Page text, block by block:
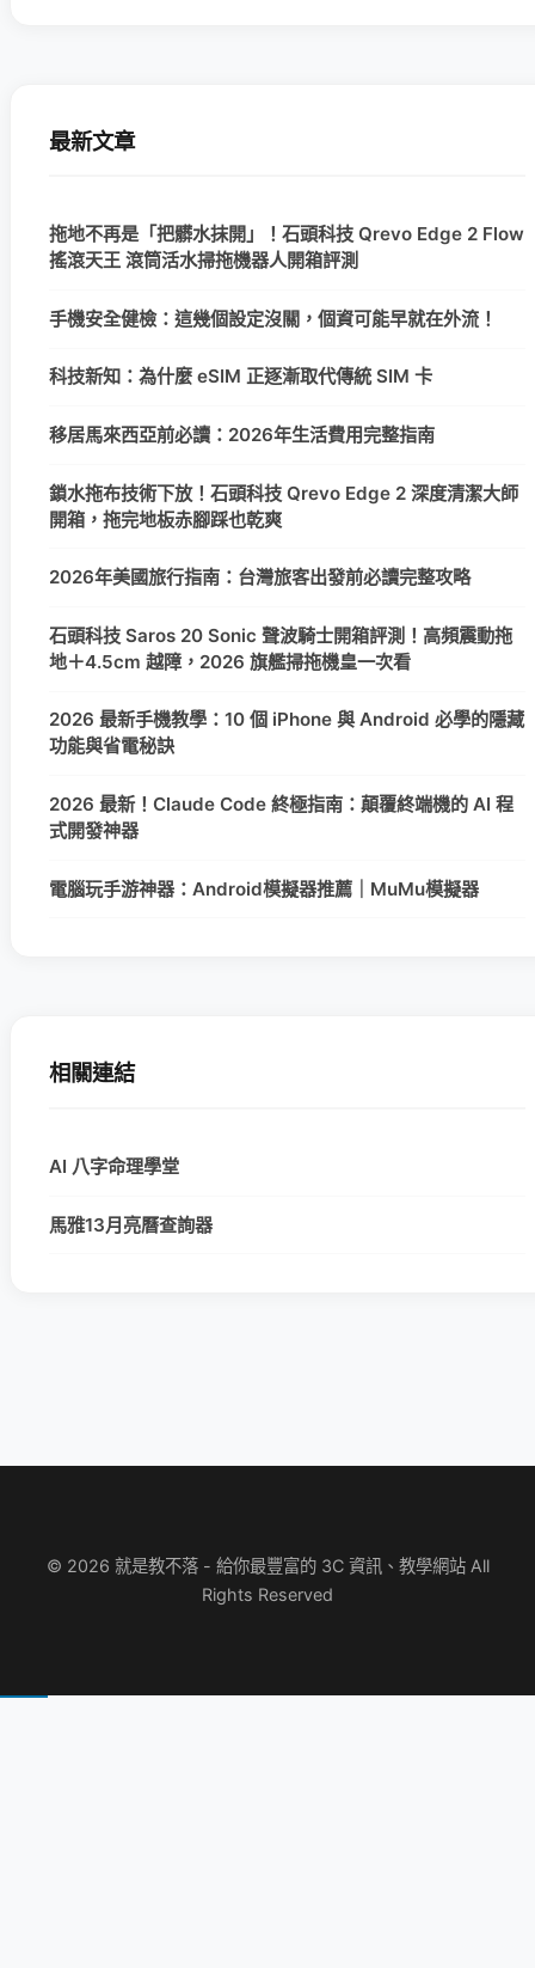
最新文章
拖地不再是「把髒水抹開」！石頭科技 Qrevo Edge 2 Flow
搖滾天王 滾筒活水掃拖機器人開箱評測
手機安全健檢：這幾個設定沒關，個資可能早就在外流！
科技新知：為什麼 eSIM 正逐漸取代傳統 SIM 卡
移居馬來西亞前必讀：2026年生活費用完整指南
鎖水拖布技術下放！石頭科技 Qrevo Edge 2 深度清潔大師
開箱，拖完地板赤腳踩也乾爽
2026年美國旅行指南：台灣旅客出發前必讀完整攻略
石頭科技 Saros 20 Sonic 聲波騎士開箱評測！高頻震動拖
地＋4.5cm 越障，2026 旗艦掃拖機皇一次看
2026 最新手機教學：10 個 iPhone 與 Android 必學的隱藏
功能與省電秘訣
2026 最新！Claude Code 終極指南：顛覆終端機的 AI 程
式開發神器
電腦玩手游神器：Android模擬器推薦｜MuMu模擬器
相關連結
AI 八字命理學堂
馬雅13月亮曆查詢器
© 2026 就是教不落 - 給你最豐富的 3C 資訊、教學網站 All
Rights Reserved